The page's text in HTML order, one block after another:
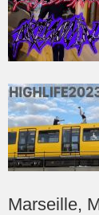
Marseille,